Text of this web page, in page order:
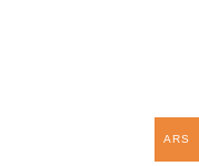
ARS